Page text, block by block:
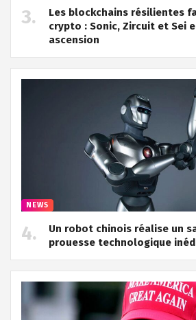
Les blockchains résilientes
crypto : Sonic, Zircuit et Sei
ascension
NEWS
Un robot chinois réalise un
prouesse technologique